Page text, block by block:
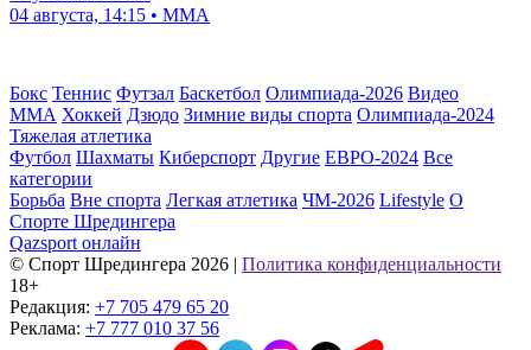
04 августа, 14:15 • ММА
Бокс Теннис Футзал Баскетбол Олимпиада-2026 Видео
ММА Хоккей Дзюдо Зимние виды спорта Олимпиада-2024
Тяжелая атлетика
Футбол Шахматы Киберспорт Другие ЕВРО-2024 Все
категории
Борьба Вне спорта Легкая атлетика ЧМ-2026 Lifestyle О
Спорте Шредингера
Qazsport онлайн
© Cпорт Шредингера 2026 | Политика конфиденциальности
18+
Редакция: +7 705 479 65 20
Реклама: +7 777 010 37 56